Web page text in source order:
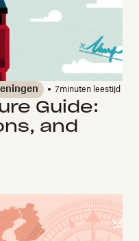
7minuten leestijd
Guide:
and